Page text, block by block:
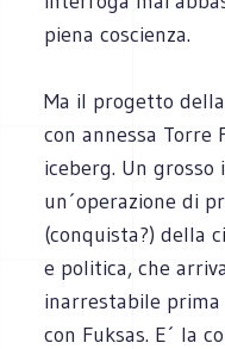
piena coscienza.
Ma il progetto
con annessa Torre
iceberg. Un
un´operazione di
(conquista?) della
e politica, che
inarrestabile
con Fuksas. E´ la